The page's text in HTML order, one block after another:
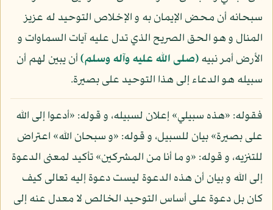
سبحانه أن محض الإيمان به و الإخلاص التوحيد له عزيز
المنال و هو الحق الصريح الذي تدل عليه آيات السماوات و
الأرض أمر نبيه(صلى الله عليه وآله وسلم)أن يبين لهم أن
سبيله هو الدعاء إلى هذا التوحيد على بصيرة.
فقوله: «هذه سبيلي» إعلان لسبيله، و قوله: «أدعوا إلى الله
على بصيرة» بيان للسبيل، و قوله: «و سبحان الله» اعتراض
للتنزيه، و قوله: «و ما أنا من المشركين» تأكيد لمعنى الدعوة
إلى الله و بيان أن هذه الدعوة ليست دعوة إليه تعالى كيف
كان بل دعوة على أساس التوحيد الخالص لا معدل عنه إلى